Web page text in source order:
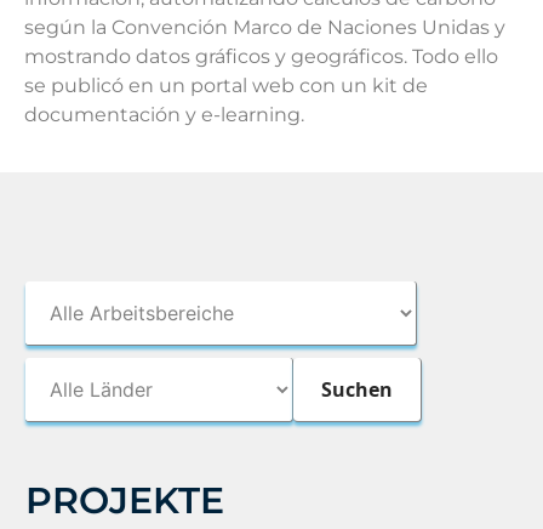
según la Convención Marco de Naciones Unidas y
mostrando datos gráficos y geográficos. Todo ello
se publicó en un portal web con un kit de
documentación y e-learning.
PROJEKTE